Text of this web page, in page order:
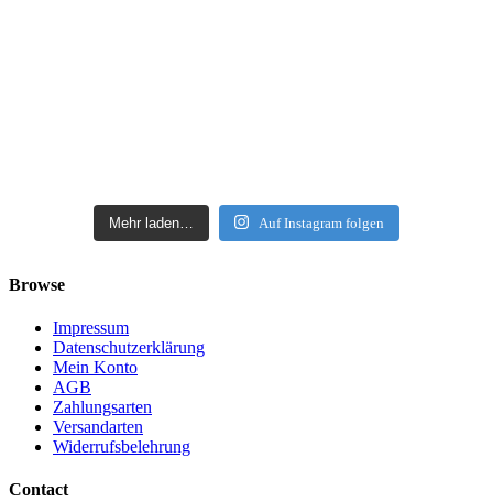
Mehr laden… Auf Instagram folgen
Browse
Impressum
Datenschutzerklärung
Mein Konto
AGB
Zahlungsarten
Versandarten
Widerrufsbelehrung
Contact